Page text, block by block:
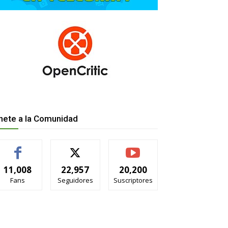
a la Comunidad
11,008
Fans
22,957
Seguidores
20,200
Suscriptores